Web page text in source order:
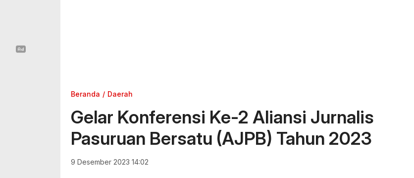
Beranda Daerah
Gelar Konferensi Ke-2 Aliansi Jurnalis
Pasuruan Bersatu (AJPB) Tahun 2023
9 Desember 2023 14:02